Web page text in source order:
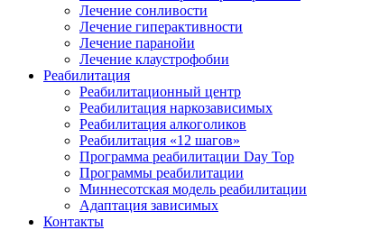
Лечение сонливости
Лечение гиперактивности
Лечение паранойи
Лечение клаустрофобии
Реабилитация
Реабилитационный центр
Реабилитация наркозависимых
Реабилитация алкоголиков
Реабилитация «12 шагов»
Программа реабилитации Day Top
Программы реабилитации
Миннесотская модель реабилитации
Адаптация зависимых
Контакты